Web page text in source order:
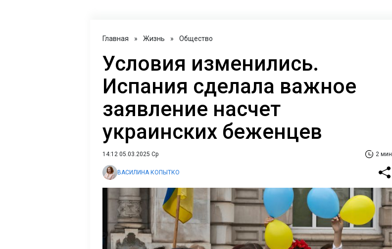
Главная » Жизнь » Общество
Условия изменились.
Испания сделала важное
заявление насчет
украинских беженцев
14:12 05.03.2025 Ср 2 мин
ВАСИЛИНА КОПЫТКО